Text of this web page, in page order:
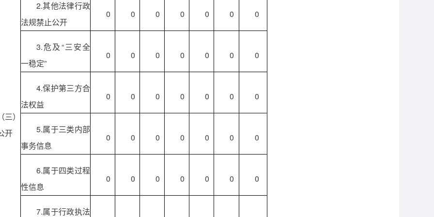
三）
开
2.其他法律行政
法规禁止公开
0 0 0 0 0 0 0
3.危及“三安全
一稳定”
0 0 0 0 0 0 0
4.保护第三方合
法权益
0 0 0 0 0 0 0
5.属于三类内部
事务信息
0 0 0 0 0 0 0
6.属于四类过程
性信息
0 0 0 0 0 0 0
7.属于行政执法